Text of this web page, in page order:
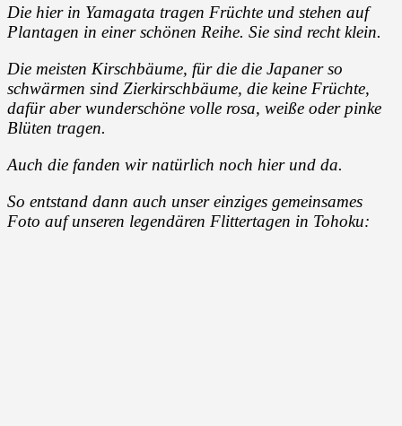
Die hier in Yamagata tragen Früchte und stehen auf
Plantagen in einer schönen Reihe. Sie sind recht klein.
Die meisten Kirschbäume, für die die Japaner so
schwärmen sind Zierkirschbäume, die keine Früchte,
dafür aber wunderschöne volle rosa, weiße oder pinke
Blüten tragen.
Auch die fanden wir natürlich noch hier und da.
So entstand dann auch unser einziges gemeinsames
Foto auf unseren legendären Flittertagen in Tohoku: